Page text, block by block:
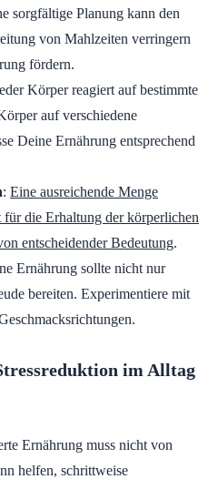
sorgfältige Planung kann den
von Mahlzeiten verringern
fördern.
Körper reagiert auf bestimmte
auf verschiedene
Deine Ernährung entsprechend
: Eine ausreichende Menge
für die Erhaltung der körperlichen
entscheidender Bedeutung.
Ernährung sollte nicht nur
bereiten. Experimentiere mit
im Alltag
Ernährung muss nicht von
helfen, schrittweise